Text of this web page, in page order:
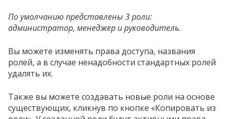
По умолчанию представлены 3 роли:
администратор, менеджер и руководитель.
Вы можете изменять права доступа, названия
ролей, а в случае ненадобности стандартных ролей
удалять их.
Также вы можете создавать новые роли на основе
существующих, кликнув по кнопке «Копировать из